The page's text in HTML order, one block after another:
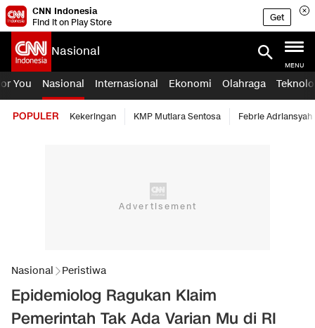
CNN Indonesia
Find it on Play Store
Get
Nasional
MENU
You Nasional Internasional Ekonomi Olahraga
POPULER Kekeringan KMP Mutiara Sentosa Febrie Adriansyah
Nasional Peristiwa
Epidemiolog Ragukan Klaim
Pemerintah Tak Ada Varian Mu di RI